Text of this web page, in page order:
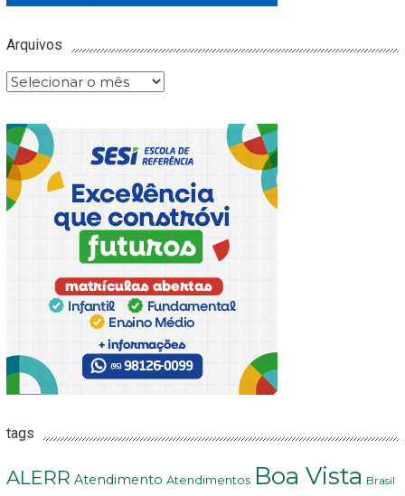
Arquivos
Arquivos
tags
ALERR Atendimento Atendimentos Boa Vista Brasil